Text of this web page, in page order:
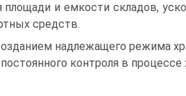
и емкости складов,
средств.
надлежащего режима
контроля в процессе